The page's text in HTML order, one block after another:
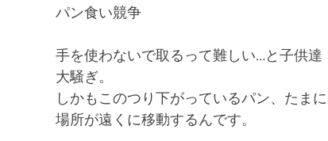
パン食い競争
手を使わないで取るって難しい…と子供達
大騒ぎ。
しかもこのつり下がっているパン、たまに
場所が遠くに移動するんです。